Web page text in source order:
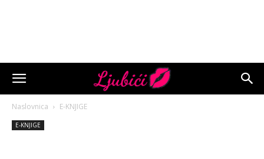
Naslovnica E-KNJIGE
E-KNJIGE